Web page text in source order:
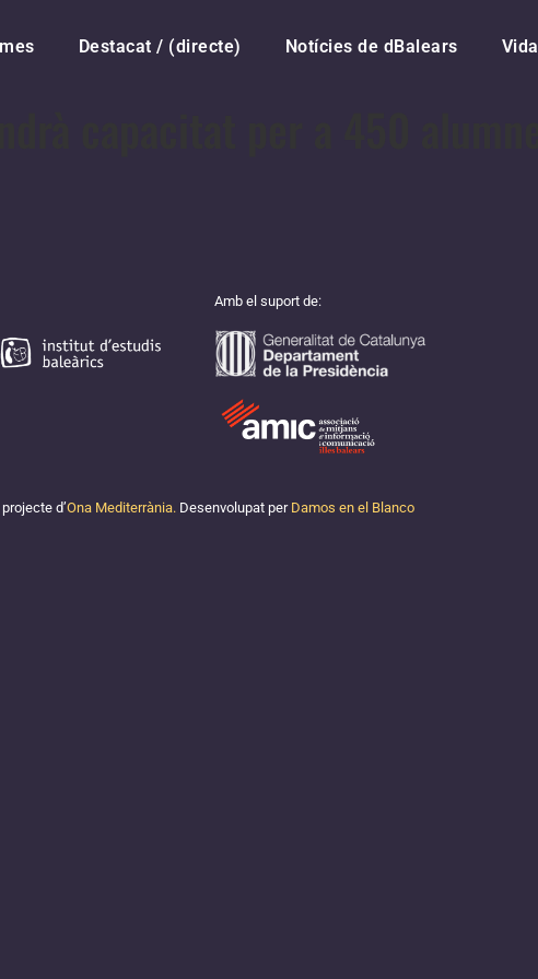
Destacat / (directe) Notícies de dBalears Vida
Amb el suport de:
projecte d’Ona Mediterrània.Desenvolupat per Damos en el Blanco